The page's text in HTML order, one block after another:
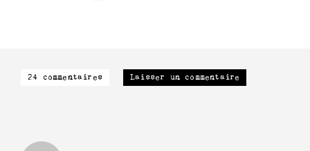
24 commentaires Laisser un commentaire